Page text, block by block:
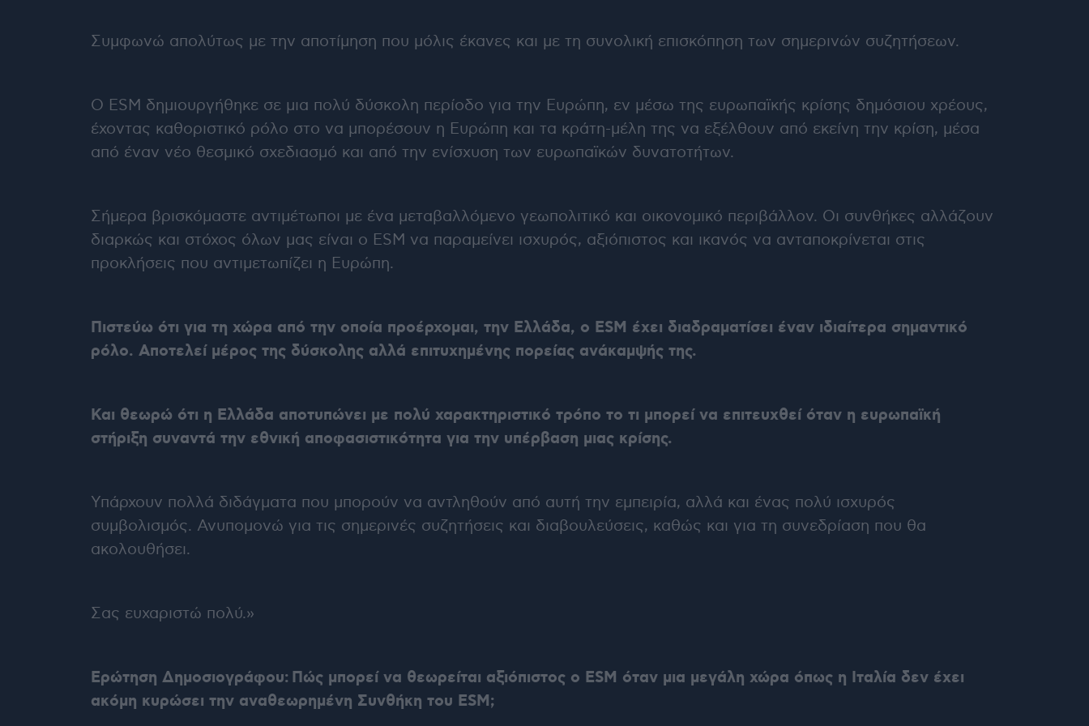
Συμφωνώ απολύτως με την αποτίμηση που μόλις έκανες και με τη συνολική επισκόπηση των σημερινών συζητήσεων.
Ο ESM δημιουργήθηκε σε μια πολύ δύσκολη περίοδο για την Ευρώπη, εν μέσω της ευρωπαϊκής κρίσης δημόσιου χρέους,
έχοντας καθοριστικό ρόλο στο να μπορέσουν η Ευρώπη και τα κράτη-μέλη της να εξέλθουν από εκείνη την κρίση, μέσα
από έναν νέο θεσμικό σχεδιασμό και από την ενίσχυση των ευρωπαϊκών δυνατοτήτων.
Σήμερα βρισκόμαστε αντιμέτωποι με ένα μεταβαλλόμενο γεωπολιτικό και οικονομικό περιβάλλον. Οι συνθήκες αλλάζουν
διαρκώς και στόχος όλων μας είναι ο ESM να παραμείνει ισχυρός, αξιόπιστος και ικανός να ανταποκρίνεται στις
προκλήσεις που αντιμετωπίζει η Ευρώπη.
Πιστεύω ότι για τη χώρα από την οποία προέρχομαι, την Ελλάδα, ο ESM έχει διαδραματίσει έναν ιδιαίτερα σημαντικό
ρόλο. Αποτελεί μέρος της δύσκολης αλλά επιτυχημένης πορείας ανάκαμψής της.
Και θεωρώ ότι η Ελλάδα αποτυπώνει με πολύ χαρακτηριστικό τρόπο το τι μπορεί να επιτευχθεί όταν η ευρωπαϊκή
στήριξη συναντά την εθνική αποφασιστικότητα για την υπέρβαση μιας κρίσης.
Υπάρχουν πολλά διδάγματα που μπορούν να αντληθούν από αυτή την εμπειρία, αλλά και ένας πολύ ισχυρός
συμβολισμός. Ανυπομονώ για τις σημερινές συζητήσεις και διαβουλεύσεις, καθώς και για τη συνεδρίαση που θα
ακολουθήσει.
Σας ευχαριστώ πολύ.»
Ερώτηση Δημοσιογράφου: Πώς μπορεί να θεωρείται αξιόπιστος ο ESM όταν μια μεγάλη χώρα όπως η Ιταλία δεν έχει
ακόμη κυρώσει την αναθεωρημένη Συνθήκη του ESM;